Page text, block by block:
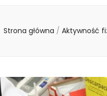
Strona główna / Aktywność